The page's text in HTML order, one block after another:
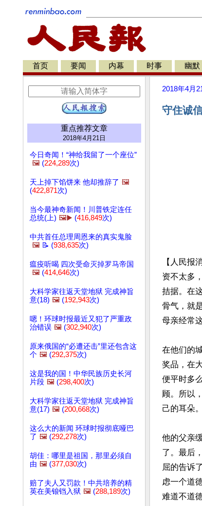
首页 要闻 内幕 时事 幽默
重点推荐文章
2018年4月21日
今日奇闻！“神给我留了一个座位”
🖼️ (224,289次)
天上掉下馅饼来 他却推辞了 🖼️
(422,871次)
当今最神奇新闻！川普铁定连任
总统(上) 🖼️▶️ (416,849次)
中共首任总理周恩来的真实鬼脸
🖼️ 📝 (938,635次)
瘟疫听喝 四次受命灭掉罗马帝国
🖼️ (414,646次)
大科学家往返天堂地狱 完成神旨
意(18) 🖼️ (192,943次)
嗯！环球时报最近又犯了严重政
治错误 🖼️ (302,940次)
原来俄国的“必遭还击”里还包含这
个 🖼️ (292,375次)
这是我的国！中华民族历史长河
片段 🖼️ (298,400次)
大科学家往返天堂地狱 完成神旨
意(17) 🖼️ (200,668次)
这么大的新闻 环球时报彻底哑巴
了 🖼️ (292,278次)
胡佳：哪里是祖国，那里必须自
由 🖼️ (377,030次)
赔了夫人又罚款！中共培养的精
英在美锒铛入狱 🖼️ (288,189次)
2018年4月
守住诚
【人民报
资不太多
拮据。在
骨气，就
母亲经常
在他们的
奖品，在
便平时多
顾。所以
己的耳朵。
他的父亲
了。最后
屈的告诉
虑一个道
难道不道